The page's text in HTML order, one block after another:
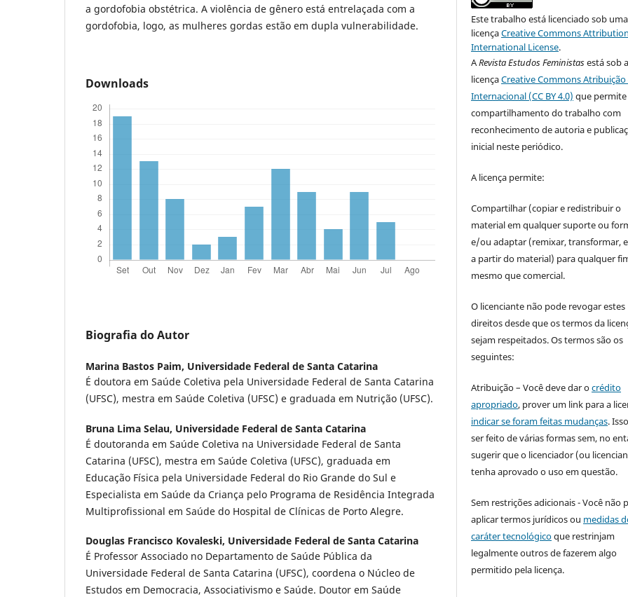
a gordofobia obstétrica. A violência de gênero está entrelaçada com a
gordofobia, logo, as mulheres gordas estão em dupla vulnerabilidade.
Downloads
Biografia do Autor
Marina Bastos Paim, Universidade Federal de Santa Catarina
É doutora em Saúde Coletiva pela Universidade Federal de Santa Catarina
(UFSC), mestra em Saúde Coletiva (UFSC) e graduada em Nutrição (UFSC).
Bruna Lima Selau, Universidade Federal de Santa Catarina
É doutoranda em Saúde Coletiva na Universidade Federal de Santa
Catarina (UFSC), mestra em Saúde Coletiva (UFSC), graduada em
Educação Física pela Universidade Federal do Rio Grande do Sul e
Especialista em Saúde da Criança pelo Programa de Residência Integrada
Multiprofissional em Saúde do Hospital de Clínicas de Porto Alegre.
Douglas Francisco Kovaleski, Universidade Federal de Santa Catarina
É Professor Associado no Departamento de Saúde Pública da
Universidade Federal de Santa Catarina (UFSC), coordena o Núcleo de
Estudos em Democracia, Associativismo e Saúde. Doutor em Saúde
Este trabalho está licenciado sob uma
licençaCreative Commons
International License.
ARevista Estudos Feministasestá sob a
licençaCreative Commons Atribuição
Internacional (CC BY 4.0) que
compartilhamento do trabalho com
reconhecimento de autoria e
inicial neste periódico.
A licença permite:
Compartilhar (copiar e redistribuir o
material em qualquer suporte ou
e/ou adaptar (remixar, transformar,
a partir do material) para qualquer
mesmo que comercial.
O licenciante não pode revogar estes
direitos desde que os termos da
sejam respeitados. Os termos são os
seguintes:
Atribuição – Você deve dar ocrédito
apropriado, prover um link para a
indicar se foram feitas mudanças.
ser feito de várias formas sem, no
sugerir que o licenciador (ou
tenha aprovado o uso em questão.
Sem restrições adicionais - Você não
aplicar termos jurídicos ou medidas
caráter tecnológicoque restrinjam
legalmente outros de fazerem algo
permitido pela licença.